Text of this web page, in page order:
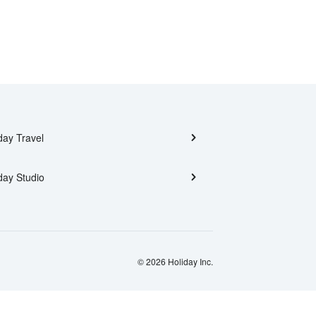
Travel
Studio
© 2026 Holiday Inc.